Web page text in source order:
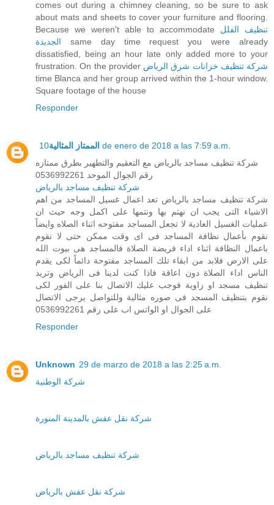
comes out during a chimney cleaning, so be sure to ask
about mats and sheets to cover your furniture and flooring.
Because we weren't able to accommodate تنظيف الفلل
الجديدة same day time request you were already
dissatisfied, being an hour late only added more to your
frustration. On the provider شركة تنظيف خزانات شرق الرياض
time Blanca and her group arrived within the 1-hour window.
Square footage of the house
Responder
الممتاز المثالية 10 de enero de 2018 a las 7:59 a.m.
شركة تنظيف مساجد بالرياض مع التعقيم والتطهير بطرق ممتازه
رقم الجوال الموحد 0536992261
شركة تنظيف مساجد بالرياض
شركة تنظيف مساجد بالرياض تعد اعمال غسيل المساجد من اهم
الاشياء التى يجب ان نهتم بها ونتمها على اكمل وجه حيث ان
عمليات الغسيل العادية لا تجعل المساجد مفتوحه اثناء الصلاه وايضاً
نقوم بأعمال نظافة المساجد فى اى وقت ممكن حتى لا نقوم
باعمال النظافة اثناء اداء فريضة الصلاة فالمساجد هى بيوت الله
على الارض فلابد من ابقاء تلك المساجد مفتوحة دائماً لكى يقدم
الناس اداء الصلاة دون اعاقة فاذا كنت لدينا فى الرياض وتريد
تنظيف مسجد او زاوية فوجب عليك الاتصال بنا على الفور لكى
نقوم بتنظيف المسجد فى صوره مثالية وللتواصل يرجى الاتصال
على الجوال او الواتس اب على رقم 0536992261
Responder
Unknown 29 de marzo de 2018 a las 2:25 a.m.
شركة الوطنية
شركة نقل عفش بالمدينة المنورة
شركة تنظيف مساجد بالرياض
شركة نقل عفش بالرياض